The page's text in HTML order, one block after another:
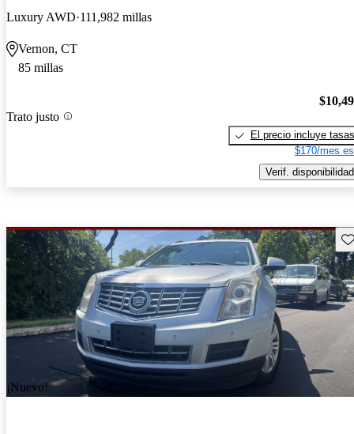
Luxury AWD 111,982 millas
Vernon, CT
85 millas
Trato justo
El precio incluye tasas
$170/mes
Verif. disponibilidad
¡Nuevo!